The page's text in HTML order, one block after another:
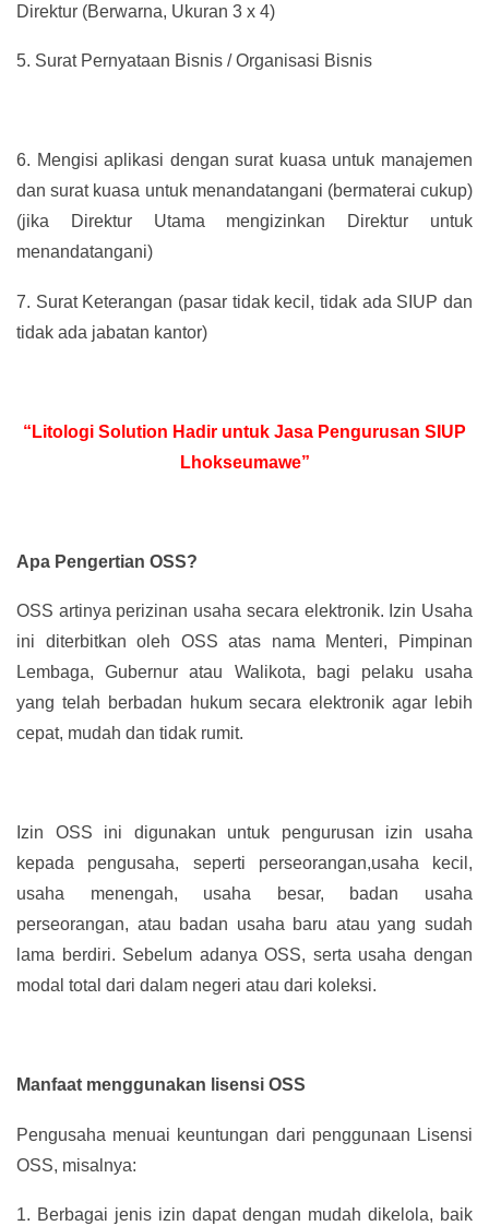
Direktur (Berwarna, Ukuran 3 x 4)
5. Surat Pernyataan Bisnis / Organisasi Bisnis
6. Mengisi aplikasi dengan surat kuasa untuk manajemen
dan surat kuasa untuk menandatangani (bermaterai cukup)
(jika Direktur Utama mengizinkan Direktur untuk
menandatangani)
7. Surat Keterangan (pasar tidak kecil, tidak ada SIUP dan
tidak ada jabatan kantor)
“Litologi Solution Hadir untuk Jasa Pengurusan SIUP
Lhokseumawe”
Apa Pengertian OSS?
OSS artinya perizinan usaha secara elektronik. Izin Usaha
ini diterbitkan oleh OSS atas nama Menteri, Pimpinan
Lembaga, Gubernur atau Walikota, bagi pelaku usaha
yang telah berbadan hukum secara elektronik agar lebih
cepat, mudah dan tidak rumit.
Izin OSS ini digunakan untuk pengurusan izin usaha
kepada pengusaha, seperti perseorangan,usaha kecil,
usaha menengah, usaha besar, badan usaha
perseorangan, atau badan usaha baru atau yang sudah
lama berdiri. Sebelum adanya OSS, serta usaha dengan
modal total dari dalam negeri atau dari koleksi.
Manfaat menggunakan lisensi OSS
Pengusaha menuai keuntungan dari penggunaan Lisensi
OSS, misalnya:
1. Berbagai jenis izin dapat dengan mudah dikelola, baik